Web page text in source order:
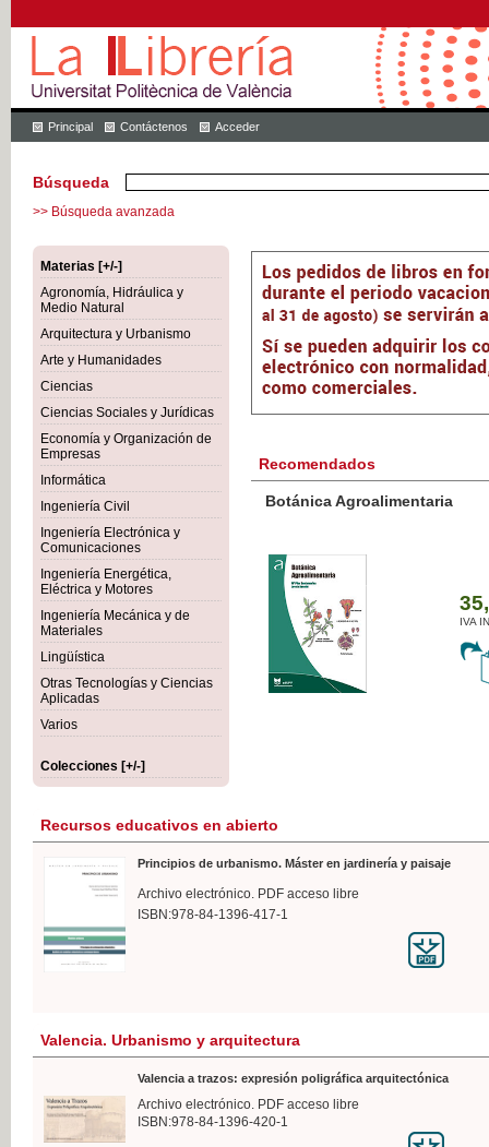
Principal Contáctenos Acceder
Búsqueda
>> Búsqueda avanzada
Materias [+/-]
Agronomía, Hidráulica y
Medio Natural
Arquitectura y Urbanismo
Arte y Humanidades
Ciencias
Ciencias Sociales y Jurídicas
Economía y Organización de
Empresas
Informática
Ingeniería Civil
Ingeniería Electrónica y
Comunicaciones
Ingeniería Energética,
Eléctrica y Motores
Ingeniería Mecánica y de
Materiales
Lingüística
Otras Tecnologías y Ciencias
Aplicadas
Varios
Colecciones [+/-]
Recomendados
Botánica Agroalimentaria
IVA
Recursos educativos en abierto
Principios de urbanismo. Máster en jardinería y paisaje
Archivo electrónico. PDF acceso libre
ISBN:978-84-1396-417-1
Valencia. Urbanismo y arquitectura
Valencia a trazos: expresión poligráfica arquitectónica
Archivo electrónico. PDF acceso libre
ISBN:978-84-1396-420-1